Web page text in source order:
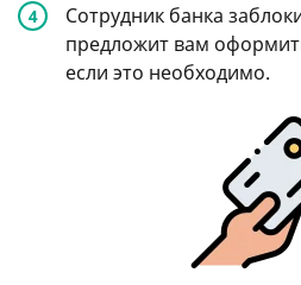
Сотрудник банка
предложит вам
если это необходимо.